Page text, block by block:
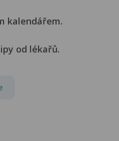
kalendářem.
od lékařů.